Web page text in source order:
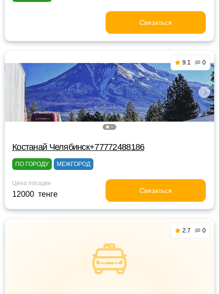
Связаться
9.1 0
Костанай Челябинск+77772488186
ПО ГОРОДУ МЕЖГОРОД
Цена посадки
12000 тенге Связаться
2.7 0